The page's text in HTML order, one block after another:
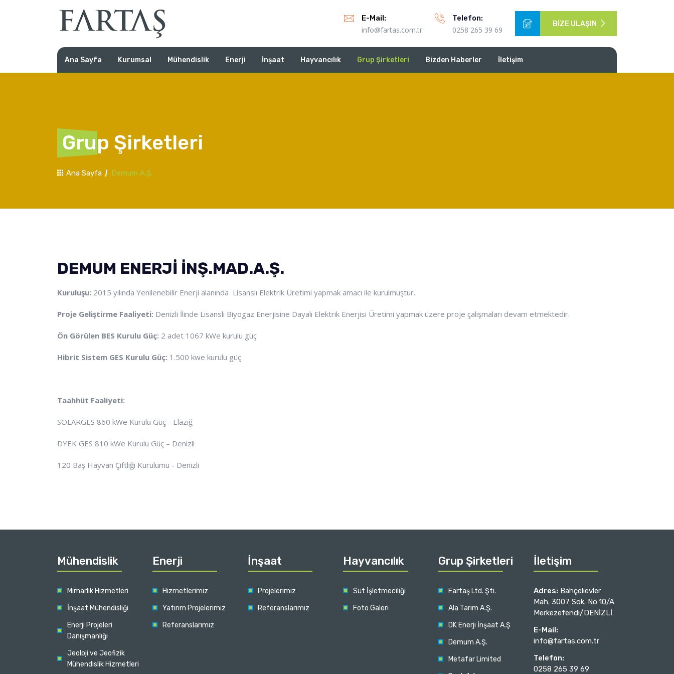
E-Mail:
info@fartas.com.tr
Telefon:
0258 265 39 69
BIZE ULAŞIN
Ana Sayfa Kurumsal Mühendislik Enerji İnşaat Hayvancılık Grup Şirketleri Bizden Haberler İletişim
Grup Şirketleri
Ana Sayfa Demum A.Ş.
DEMUM ENERJİ İNŞ.MAD.A.Ş.
Kuruluşu: 2015 yılında Yenilenebilir Enerji alanında Lisanslı Elektrik Üretimi yapmak amacı ile kurulmuştur.
Proje Geliştirme Faaliyeti: Denizli İlinde Lisanslı Biyogaz Enerjisine Dayalı Elektrik Enerjisi Üretimi yapmak üzere proje çalışmaları devam etmektedir.
Ön Görülen BES Kurulu Güç: 2 adet 1067 kWe kurulu güç
Hibrit Sistem GES Kurulu Güç: 1.500 kwe kurulu güç
Taahhüt Faaliyeti:
SOLARGES 860 kWe Kurulu Güç - Elazığ
DYEK GES 810 kWe Kurulu Güç – Denizli
120 Baş Hayvan Çiftliği Kurulumu - Denizli
Mühendislik
Mimarlık Hizmetleri
İnşaat Mühendisliği
Enerji Projeleri
Danışmanlığı
Jeoloji ve Jeofizik
Mühendislik Hizmetleri
Enerji
Hizmetlerimiz
Yatırım Projelerimiz
Referanslarımız
İnşaat
Projelerimiz
Referanslarımız
Hayvancılık
Süt İşletmeciliği
Foto Galeri
Grup Şirketleri
Fartaş Ltd. Şti.
Ala Tarım A.Ş.
DK Enerji İnşaat A.Ş
Demum A.Ş.
Metafar Limited
İletişim
Adres: Bahçelievler
Mah. 3007 Sok. No:10/A
Merkezefendi/DENİZLİ
E-Mail:
info@fartas.com.tr
Telefon:
0258 265 39 69